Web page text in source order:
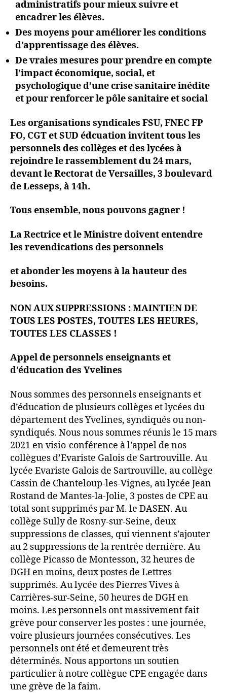
administratifs pour mieux suivre et
encadrer les élèves.
Des moyens pour améliorer les conditions
d’apprentissage des élèves.
De vraies mesures pour prendre en compte
l’impact économique, social, et
psychologique d’une crise sanitaire inédite
et pour renforcer le pôle sanitaire et social
Les organisations syndicales FSU, FNEC FP
FO, CGT et SUD édcuation invitent tous les
personnels des collèges et des lycées à
rejoindre le rassemblement du 24 mars,
devant le Rectorat de Versailles, 3 boulevard
de Lesseps, à 14h.
Tous ensemble, nous pouvons gagner !
La Rectrice et le Ministre doivent entendre
les revendications des personnels
et abonder les moyens à la hauteur des
besoins.
NON AUX SUPPRESSIONS : MAINTIEN DE
TOUS LES POSTES, TOUTES LES HEURES,
TOUTES LES CLASSES !
Appel de personnels enseignants et
d’éducation des Yvelines
Nous sommes des personnels enseignants et
d’éducation de plusieurs collèges et lycées du
département des Yvelines, syndiqués ou non-
syndiqués. Nous nous sommes réunis le 15 mars
2021 en visio-conférence à l’appel de nos
collègues d’Evariste Galois de Sartrouville. Au
lycée Evariste Galois de Sartrouville, au collège
Cassin de Chanteloup-les-Vignes, au lycée Jean
Rostand de Mantes-la-Jolie, 3 postes de CPE au
total sont supprimés par M. le DASEN. Au
collège Sully de Rosny-sur-Seine, deux
suppressions de classes, qui viennent s’ajouter
au 2 suppressions de la rentrée dernière. Au
collège Picasso de Montesson, 32 heures de
DGH en moins, deux postes de Lettres
supprimés. Au lycée des Pierres Vives à
Carrières-sur-Seine, 50 heures de DGH en
moins. Les personnels ont massivement fait
grève pour conserver les postes : une journée,
voire plusieurs journées consécutives. Les
personnels ont été et demeurent très
déterminés. Nous apportons un soutien
particulier à notre collègue CPE engagée dans
une grève de la faim.